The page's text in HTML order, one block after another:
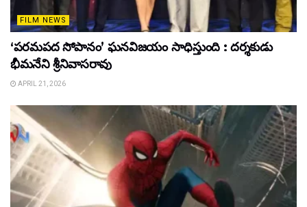
FILM NEWS
‘పరమపద సోపానం’ ఘనవిజయం సాధిస్తుంది : దర్శకుడు
భీమనేని శ్రీనివాసరావు
APRIL 21, 2026